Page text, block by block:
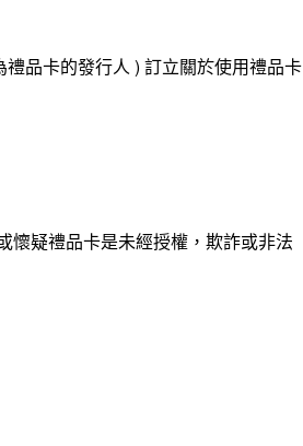
品卡的發行人 ) 訂立關於使用禮品卡
懷疑禮品卡是未經授權，欺詐或非法